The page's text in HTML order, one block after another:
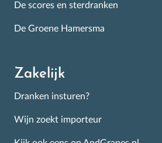
De scores en sterdranken
De Groene Hamersma
Zakelijk
Dranken insturen?
Wijn zoekt importeur